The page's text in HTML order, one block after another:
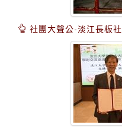
社團大聲公-淡江長板社